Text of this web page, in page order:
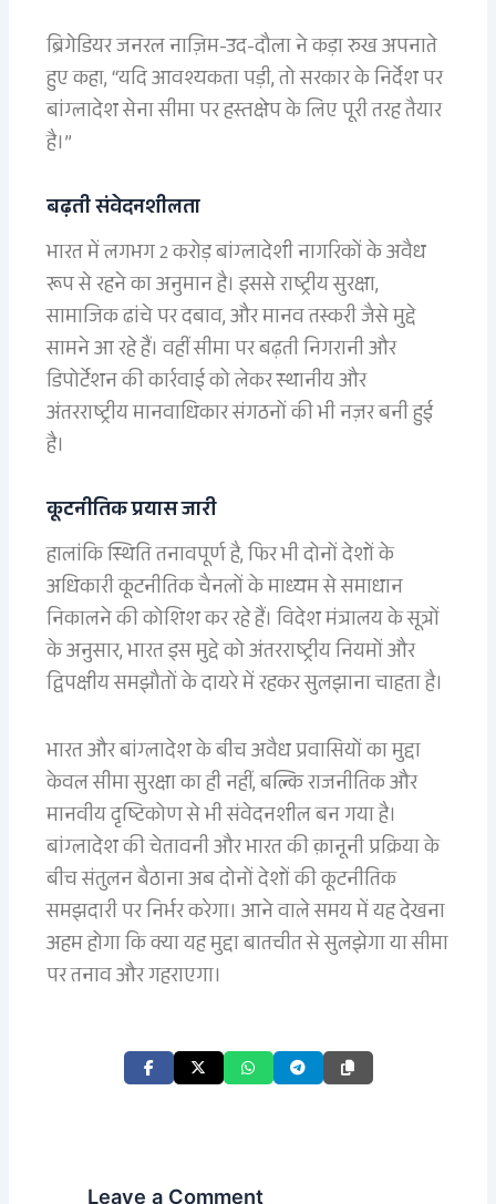
ब्रिगेडियर जनरल नाज़िम-उद-दौला ने कड़ा रुख अपनाते
हुए कहा, “यदि आवश्यकता पड़ी, तो सरकार के निर्देश पर
बांग्लादेश सेना सीमा पर हस्तक्षेप के लिए पूरी तरह तैयार
है।”
बढ़ती संवेदनशीलता
भारत में लगभग 2 करोड़ बांग्लादेशी नागरिकों के अवैध
रूप से रहने का अनुमान है। इससे राष्ट्रीय सुरक्षा,
सामाजिक ढांचे पर दबाव, और मानव तस्करी जैसे मुद्दे
सामने आ रहे हैं। वहीं सीमा पर बढ़ती निगरानी और
डिपोर्टेशन की कार्रवाई को लेकर स्थानीय और
अंतरराष्ट्रीय मानवाधिकार संगठनों की भी नज़र बनी हुई
है।
कूटनीतिक प्रयास जारी
हालांकि स्थिति तनावपूर्ण है, फिर भी दोनों देशों के
अधिकारी कूटनीतिक चैनलों के माध्यम से समाधान
निकालने की कोशिश कर रहे हैं। विदेश मंत्रालय के सूत्रों
के अनुसार, भारत इस मुद्दे को अंतरराष्ट्रीय नियमों और
द्विपक्षीय समझौतों के दायरे में रहकर सुलझाना चाहता है।
भारत और बांग्लादेश के बीच अवैध प्रवासियों का मुद्दा
केवल सीमा सुरक्षा का ही नहीं, बल्कि राजनीतिक और
मानवीय दृष्टिकोण से भी संवेदनशील बन गया है।
बांग्लादेश की चेतावनी और भारत की क़ानूनी प्रक्रिया के
बीच संतुलन बैठाना अब दोनों देशों की कूटनीतिक
समझदारी पर निर्भर करेगा। आने वाले समय में यह देखना
अहम होगा कि क्या यह मुद्दा बातचीत से सुलझेगा या सीमा
पर तनाव और गहराएगा।
Leave a Comment